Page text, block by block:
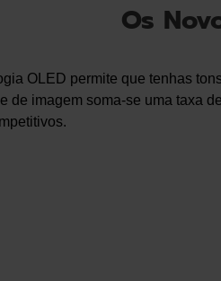
Os
OLED permite que tenhas
de imagem soma-se uma taxa